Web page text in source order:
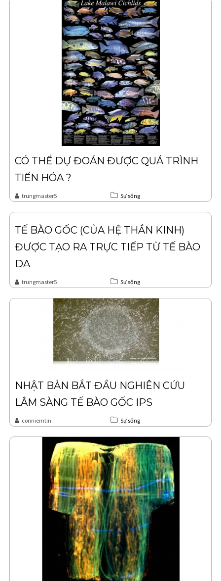
CÓ THỂ DỰ ĐOÁN ĐƯỢC QUÁ TRÌNH
TIẾN HÓA ?
trungmaster5 Sự sống
TẾ BÀO GỐC (CỦA HỆ THẦN KINH)
ĐƯỢC TẠO RA TRỰC TIẾP TỪ TẾ BÀO
DA
trungmaster5 Sự sống
NHẬT BẢN BẮT ĐẦU NGHIÊN CỨU
LÂM SÀNG TẾ BÀO GỐC IPS
conniemtin Sự sống